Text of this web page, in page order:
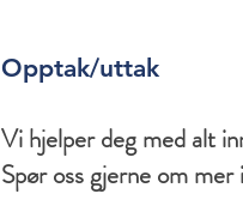
Opptak/uttak
Vi hjelper deg med alt
Spør oss gjerne om mer